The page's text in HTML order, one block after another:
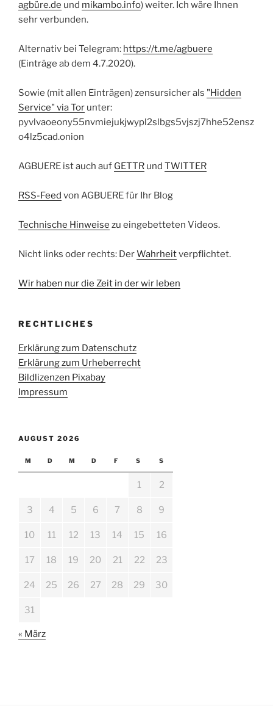
agbüre.de und mikambo.info) weiter. Ich wäre Ihnen
sehr verbunden.
Alternativ bei Telegram: https://t.me/agbuere
(Einträge ab dem 4.7.2020).
Sowie (mit allen Einträgen) zensursicher als "Hidden
Service" via Tor unter:
pyvlvaoeony55nvmiejukjwypl2slbgs5vjszj7hhe52ensz
o4lz5cad.onion
AGBUERE ist auch auf GETTR und TWITTER
RSS-Feed von AGBUERE für Ihr Blog
Technische Hinweise zu eingebetteten Videos.
Nicht links oder rechts: DerWahrheitverpflichtet.
Wir haben nur die Zeit in der wir leben
RECHTLICHES
Erklärung zum Datenschutz
Erklärung zum Urheberrecht
Bildlizenzen Pixabay
Impressum
AUGUST 2026
M D M D F S S
1 2
3 4 5 6 7 8 9
10 11 12 13 14 15 16
17 18 19 20 21 22 23
24 25 26 27 28 29 30
31
« März